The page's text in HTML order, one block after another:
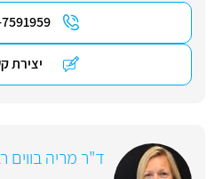
יצירת
ד"ר מריה בווים